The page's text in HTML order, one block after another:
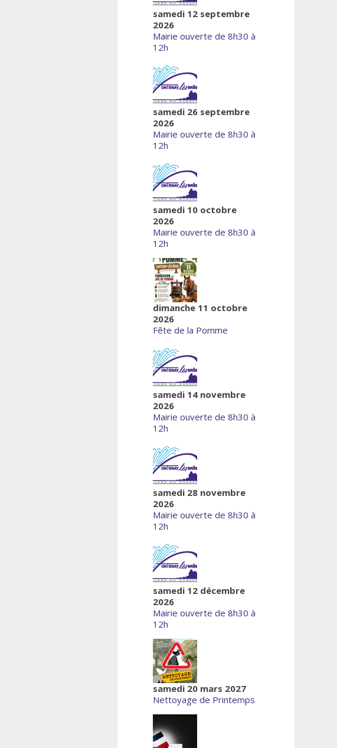
samedi 12 septembre
2026
Mairie ouverte de 8h30 à
12h
samedi 26 septembre
2026
Mairie ouverte de 8h30 à
12h
samedi 10 octobre
2026
Mairie ouverte de 8h30 à
12h
dimanche 11 octobre
2026
Fête de la Pomme
samedi 14 novembre
2026
Mairie ouverte de 8h30 à
12h
samedi 28 novembre
2026
Mairie ouverte de 8h30 à
12h
samedi 12 décembre
2026
Mairie ouverte de 8h30 à
12h
samedi 20 mars 2027
Nettoyage de Printemps